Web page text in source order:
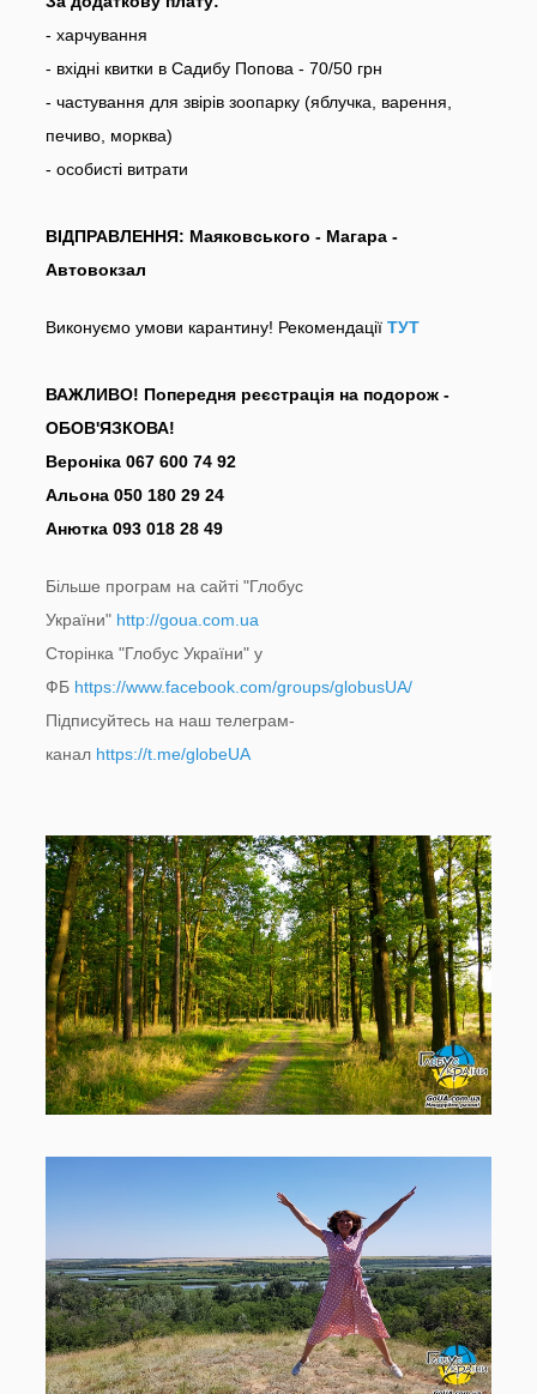
- харчування
- вхідні квитки в Садибу Попова - 70/50 грн
- частування для звірів зоопарку (яблучка, варення,
печиво, морква)
- особисті витрати
ВІДПРАВЛЕННЯ: Маяковського - Магара -
Автовокзал
Виконуємо умови карантину! Рекомендації ТУТ
ВАЖЛИВО! Попередня реєстрація на подорож -
ОБОВ'ЯЗКОВА!
Вероніка 067 600 74 92
Альона 050 180 29 24
Анютка 093 018 28 49
Більше програм на сайті "Глобус
України" http://goua.com.ua
Сторінка "Глобус України" у
ФБ https://www.facebook.com/groups/globusUA/
Підписуйтесь на наш телеграм-
канал https://t.me/globeUA